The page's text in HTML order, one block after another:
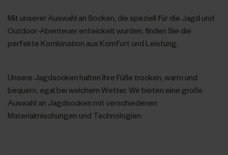
Mit unserer Auswahl an Socken, die speziell für die Jagd und
Outdoor-Abenteuer entwickelt wurden, finden Sie die
perfekte Kombination aus Komfort und Leistung.
Unsere Jagdsocken halten Ihre Füße trocken, warm und
bequem, egal bei welchem Wetter. Wir bieten eine große
Auswahl an Jagdsocken mit verschiedenen
Materialmischungen und Technologien.